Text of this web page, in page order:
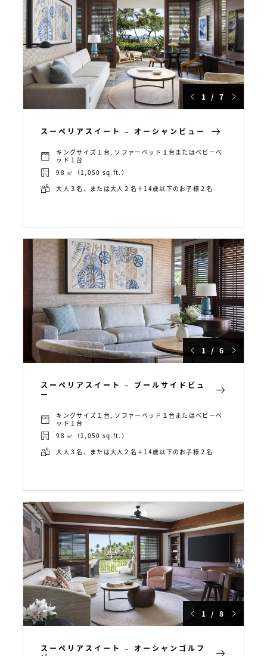
1 / 7
スーペリアスイート – オーシャンビュー
キングサイズ１台, ソファーベッド１台またはベビーベ
ッド１台
98 ㎡（1,050 sq.ft.）
大人３名、または大人２名＋14歳以下のお子様２名
1 / 6
スーペリアスイート – プールサイドビュ
ー
キングサイズ１台, ソファーベッド１台またはベビーベ
ッド１台
98 ㎡（1,050 sq.ft.）
大人３名、または大人２名＋14歳以下のお子様２名
1 / 8
スーペリアスイート – オーシャンゴルフ